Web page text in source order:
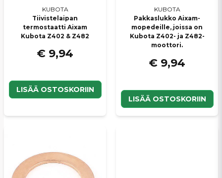
KUBOTA
Tiivistelaipan
termostaatti Aixam
Kubota Z402 & Z482
€ 9,94
LISÄÄ OSTOSKORIIN
KUBOTA
Pakkaslukko Aixam-
mopedeille, joissa on
Kubota Z402- ja Z482-
moottori.
€ 9,94
LISÄÄ OSTOSKORIIN